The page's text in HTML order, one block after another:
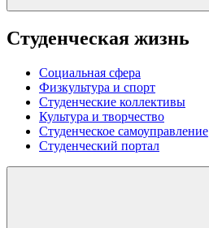
Студенческая жизнь
Социальная сфера
Физкультура и спорт
Студенческие коллективы
Культура и творчество
Студенческое самоуправление
Студенческий портал